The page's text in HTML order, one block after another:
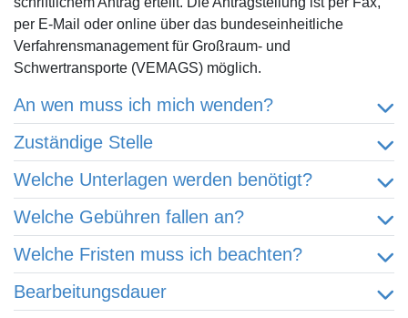
per E-Mail oder online über das bundeseinheitliche
Verfahrensmanagement für Großraum- und
Schwertransporte (VEMAGS) möglich.
An wen muss ich mich wenden?
Zuständige Stelle
Welche Unterlagen werden benötigt?
Welche Gebühren fallen an?
Welche Fristen muss ich beachten?
Bearbeitungsdauer